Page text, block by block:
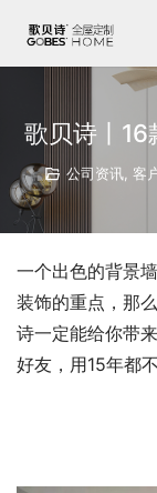
歌贝诗丨16
公司资讯 客
一个出色的背景
装饰的重点，那
诗一定能给你带
好友，用15年都